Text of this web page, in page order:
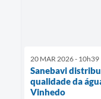
20 MAR 2026 - 10h39
Sanebavi
qualidade da
Vinhedo